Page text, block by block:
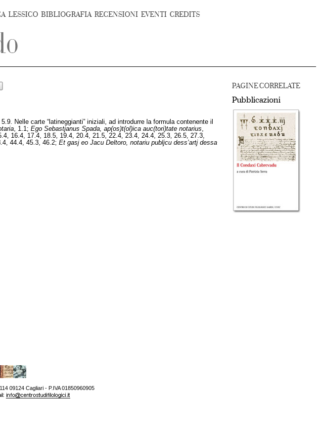
LESSICO BIBLIOGRAFIA RECENSIONI EVENTI CREDITS
PAGINE CORRELATE
Pubblicazioni
Nelle carte “latineggianti” iniziali, ad introdurre la formula contenente il
, 1.1; Ego Sebastjanus Spada, ap(os)t(ol)ica auc(tori)tate notarius
16.4, 17.4, 18.5, 19.4, 20.4, 21.5, 22.4, 23.4, 24.4, 25.3, 26.5, 27.3,
44.4, 45.3, 46.2; Et gasj eo Jacu Deltoro, notariu publjcu dess’artj dessa
09124 Cagliari - P.IVA 01850960905